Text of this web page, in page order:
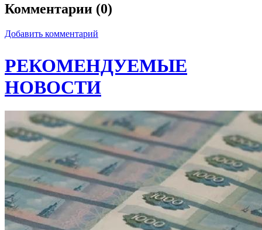
Комментарии (0)
Добавить комментарий
РЕКОМЕНДУЕМЫЕ
НОВОСТИ